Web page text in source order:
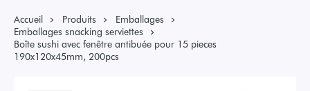
Accueil Produits
Emballages
Emballages snacking serviettes
Boîte sushi avec fenêtre antibuée pour 15 pieces
190x120x45mm, 200pcs